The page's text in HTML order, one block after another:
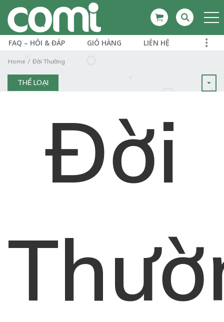
FAQ – HỎI & ĐÁP GIỎ HÀNG LIÊN HỆ
Home Đời Thường
THỂ LOẠI
Đời